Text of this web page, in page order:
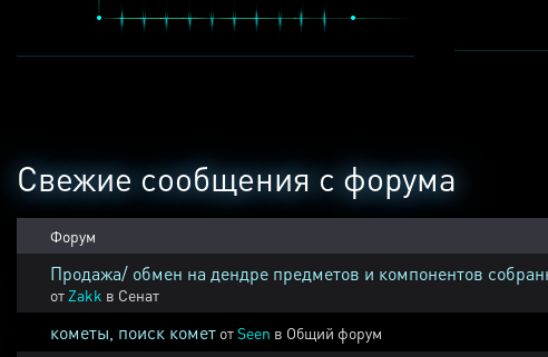
Свежие сообщения с форума
Форум
Продажа/ обмен на дендре предметов и компонентов
от Zakk в Сенат
кометы, поиск комет отSeen в Общий форум